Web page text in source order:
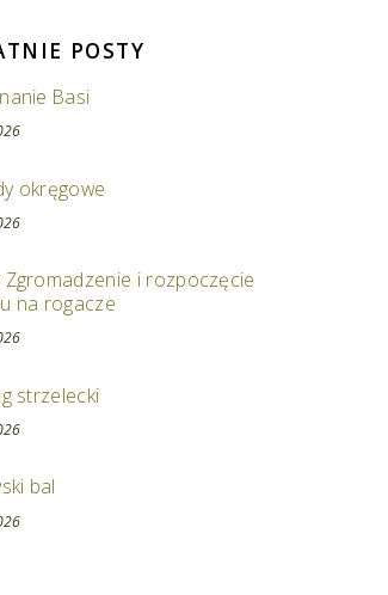
POSTY
Basi
okręgowe
Zgromadzenie i rozpoczęcie
na rogacze
strzelecki
bal